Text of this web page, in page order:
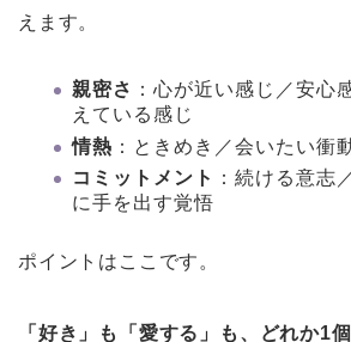
えます。
親密さ ：心が近い感じ／安心
えている感じ
情熱 ：ときめき／会いたい衝
コミットメント
：続ける意志
に手を出す覚悟
ポイントはここです。
「好き」も「愛する」も、どれか1